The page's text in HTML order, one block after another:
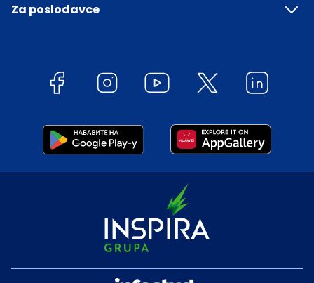
Za poslodavce